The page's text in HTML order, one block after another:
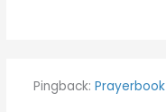
Pingback: Prayerbook